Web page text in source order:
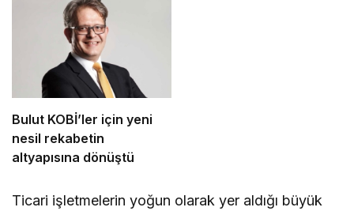
Bulut KOBİ’ler için yeni
nesil rekabetin
altyapısına dönüştü
Ticari işletmelerin yoğun olarak yer aldığı büyük